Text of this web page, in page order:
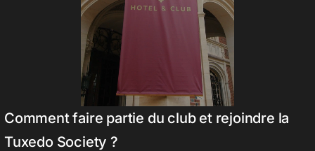
Comment faire partie du club et rejoindre la
Tuxedo Society ?